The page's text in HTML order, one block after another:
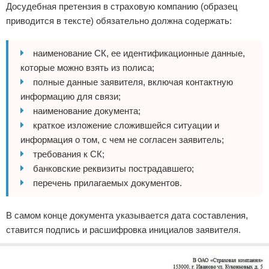
Досудебная претензия в страховую компанию (образец
приводится в тексте) обязательно должна содержать:
наименование СК, ее идентификационные данные,
которые можно взять из полиса;
полные данные заявителя, включая контактную
информацию для связи;
наименование документа;
краткое изложение сложившейся ситуации и
информация о том, с чем не согласен заявитель;
требования к СК;
банковские реквизиты пострадавшего;
перечень прилагаемых документов.
В самом конце документа указывается дата составления,
ставится подпись и расшифровка инициалов заявителя.